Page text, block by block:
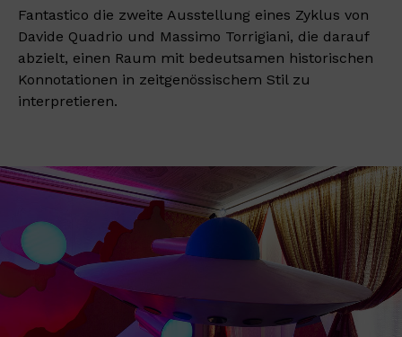
Fantastico die zweite Ausstellung eines Zyklus von
Davide Quadrio und Massimo Torrigiani, die darauf
abzielt, einen Raum mit bedeutsamen historischen
Konnotationen in zeitgenössischem Stil zu
interpretieren.